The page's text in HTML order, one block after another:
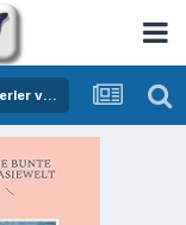
News auf türkisch (Makaleler, Köse Yazilari, Haberler vs.)